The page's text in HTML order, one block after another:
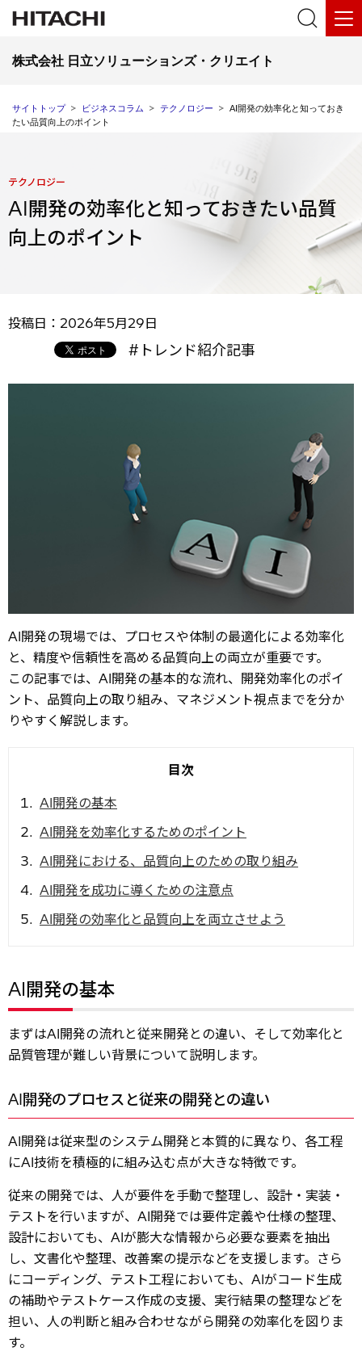
株式会社 日立ソリューションズ・クリエイト
サイトトップ ビジネスコラム テクノロジー
AI開発の効率化と知っておき
たい品質向上のポイント
テクノロジー
AI開発の効率化と知っておきたい品質
向上のポイント
投稿日：2026年5月29日
#トレンド紹介記事
AI開発の現場では、プロセスや体制の最適化による効率化
と、精度や信頼性を高める品質向上の両立が重要です。
この記事では、AI開発の基本的な流れ、開発効率化のポイ
ント、品質向上の取り組み、マネジメント視点までを分か
りやすく解説します。
AI開発の基本
AI開発を効率化するためのポイント
AI開発における、品質向上のための取り組み
AI開発を成功に導くための注意点
AI開発の効率化と品質向上を両立させよう
AI開発の基本
まずはAI開発の流れと従来開発との違い、そして効率化と
品質管理が難しい背景について説明します。
AI開発のプロセスと従来の開発との違い
AI開発は従来型のシステム開発と本質的に異なり、各工程
にAI技術を積極的に組み込む点が大きな特徴です。
従来の開発では、人が要件を手動で整理し、設計・実装・
テストを行いますが、AI開発では要件定義や仕様の整理、
設計においても、AIが膨大な情報から必要な要素を抽出
し、文書化や整理、改善案の提示などを支援します。さら
にコーディング、テスト工程においても、AIがコード生成
の補助やテストケース作成の支援、実行結果の整理などを
担い、人の判断と組み合わせながら開発の効率化を図りま
す。